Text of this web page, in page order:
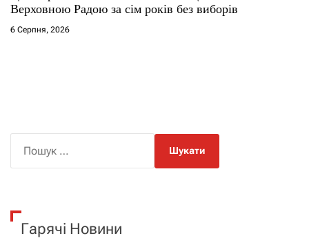
Верховною Радою за сім років без виборів
6 Серпня, 2026
к
Гарячі Новини